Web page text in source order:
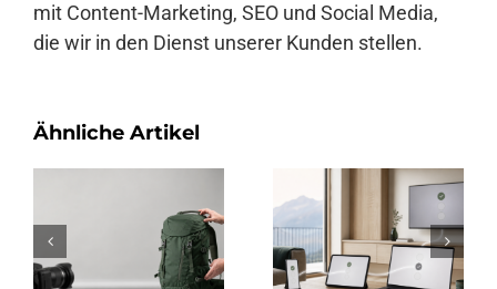
mit Content-Marketing, SEO und Social Media,
die wir in den Dienst unserer Kunden stellen.
Ähnliche Artikel